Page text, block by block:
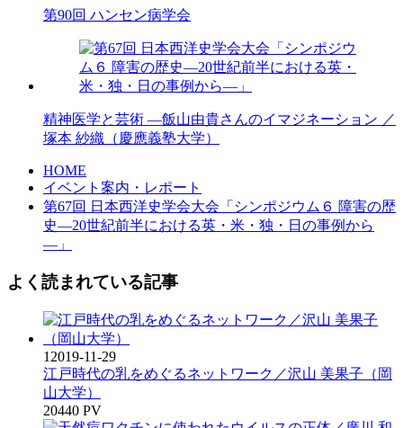
第90回 ハンセン病学会
精神医学と芸術 ―飯山由貴さんのイマジネーション ／
塚本 紗織（慶應義塾大学）
HOME
イベント案内・レポート
第67回 日本西洋史学会大会「シンポジウム６ 障害の歴
史―20世紀前半における英・米・独・日の事例から
―」
よく読まれている記事
1 2019-11-29
江戸時代の乳をめぐるネットワーク／沢山 美果子（岡
山大学）
20440 PV